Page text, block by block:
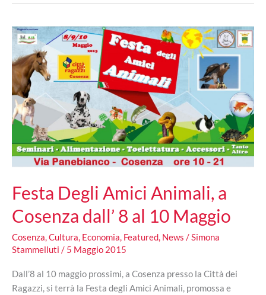
espone
2015
Festa Degli Amici Animali, a
Cosenza dall’ 8 al 10 Maggio
Cosenza,Cultura, Economia, Featured, News /Simona
Stammelluti / 5 Maggio 2015
Dall’8 al 10 maggio prossimi, a Cosenza presso la Città dei
Ragazzi, si terrà la Festa degli Amici Animali, promossa e